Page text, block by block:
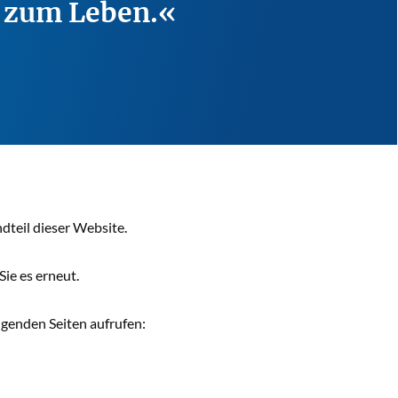
Leben.
dieser Website.
es erneut.
Seiten aufrufen: